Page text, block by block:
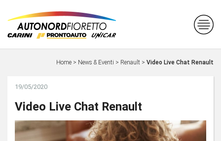
Home > News & Eventi > Renault > Video Live Chat Renault
19/05/2020
Video Live Chat Renault